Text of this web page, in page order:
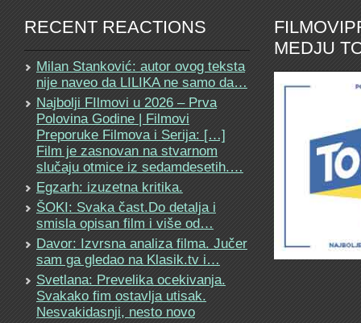
RECENT REACTIONS
Milan Stanković: autor ovog teksta
nije naveo da LILIKA ne samo da…
Najbolji FIlmovi u 2026 – Prva
Polovina Godine | Filmovi
Preporuke Filmova i Serija: […]
Film je zasnovan na stvarnom
slučaju otmice iz sedamdesetih.…
Egzarh: izuzetna kritika.
ŠOKI: Svaka čast.Do detalja i
smisla opisan film i više od…
Davor: Izvrsna analiza filma. Jučer
sam ga gledao na Klasik.tv i…
Svetlana: Prevelika ocekivanja.
Svakako fim ostavlja utisak.
Nesvakidasnji, nesto novo
MEDJU